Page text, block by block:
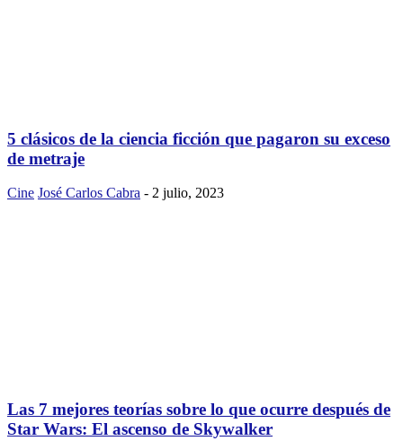
5 clásicos de la ciencia ficción que pagaron su exceso
de metraje
Cine José Carlos Cabra - 2 julio, 2023
Las 7 mejores teorías sobre lo que ocurre después de
Star Wars: El ascenso de Skywalker